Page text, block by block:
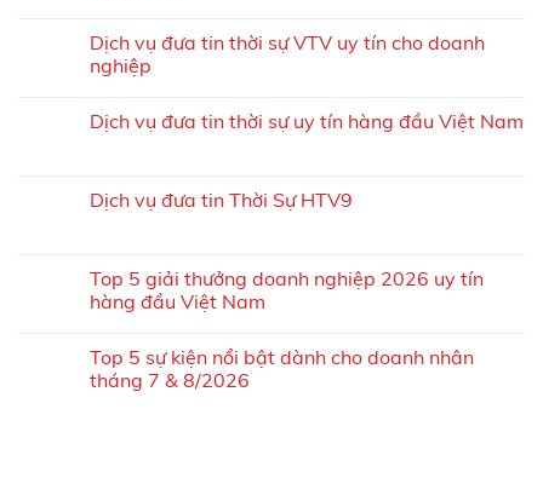
Dịch vụ đưa tin thời sự VTV uy tín cho doanh
nghiệp
Dịch vụ đưa tin thời sự uy tín hàng đầu Việt Nam
Dịch vụ đưa tin Thời Sự HTV9
Top 5 giải thưởng doanh nghiệp 2026 uy tín
hàng đầu Việt Nam
Top 5 sự kiện nổi bật dành cho doanh nhân
tháng 7 & 8/2026